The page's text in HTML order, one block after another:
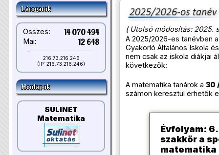
Látogatók
Összes: 14 070 494
Mai: 12 648
216.73.216.246
(IP: 216.73.216.246)
Honlapok
SULINET
Matematika
( Utolsó módosítás: 2025.
A 2025/2026-es tanévben
Gyakorló Általános Iskola
nem csak az iskola diákjai
következők:
A matematika tanárok a 30
számon keresztül érhetők
Évfolyam:
szakkör a